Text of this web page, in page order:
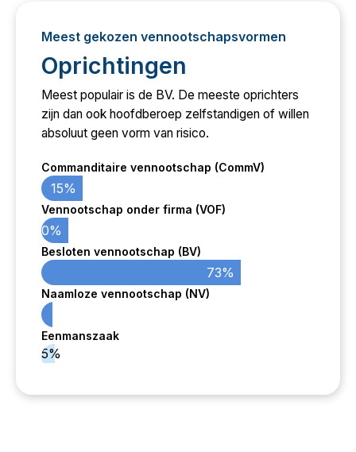
Meest gekozen vennootschapsvormen
Oprichtingen
Meest populair is de BV. De meeste oprichters
zijn dan ook hoofdberoep zelfstandigen of willen
absoluut geen vorm van risico.
Commanditaire vennootschap (CommV)
15%
Vennootschap onder firma (VOF)
10%
Besloten vennootschap (BV)
73%
Naamloze vennootschap (NV)
Eenmanszaak
5%